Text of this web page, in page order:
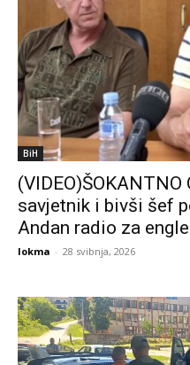
BiH
(VIDEO)ŠOKANTNO
savjetnik i bivši šef
Andan radio za
lokma - 28 svibnja, 2026